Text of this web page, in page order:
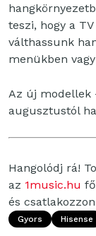
teszi, hogy a
válthassunk
menükben
Az új modellek
augusztustól
Hangolódj rá!
az 1music.hu
és
Gyors Hisense